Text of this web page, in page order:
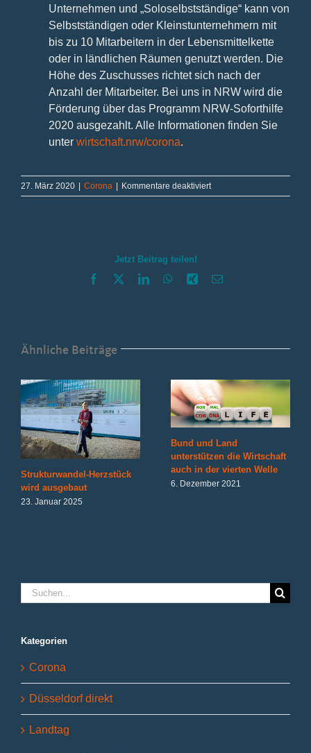
Unternehmen und „Soloselbstständige“ kann von
Selbstständigen oder Kleinstunternehmern mit
bis zu 10 Mitarbeitern in der Lebensmittelkette
oder in ländlichen Räumen genutzt werden. Die
Höhe des Zuschusses richtet sich nach der
Anzahl der Mitarbeiter. Bei uns in NRW wird die
Förderung über das Programm NRW-Soforthilfe
2020 ausgezahlt. Alle Informationen finden Sie
unter wirtschaft.nrw/corona.
27. März 2020 | Corona | Kommentare deaktiviertfür
Update
Jetzt Beitrag teilen!
Facebook LinkedInWhatsApp
Xing E-
Ähnliche Beiträge
Strukturwandel-Herzstück
wird ausgebaut
23. Januar 2025
Bund und Land
unterstützen die Wirtschaft
auch in der vierten Welle
6. Dezember 2021
Suche
nach:
Kategorien
Corona
Düsseldorf direkt
Landtag